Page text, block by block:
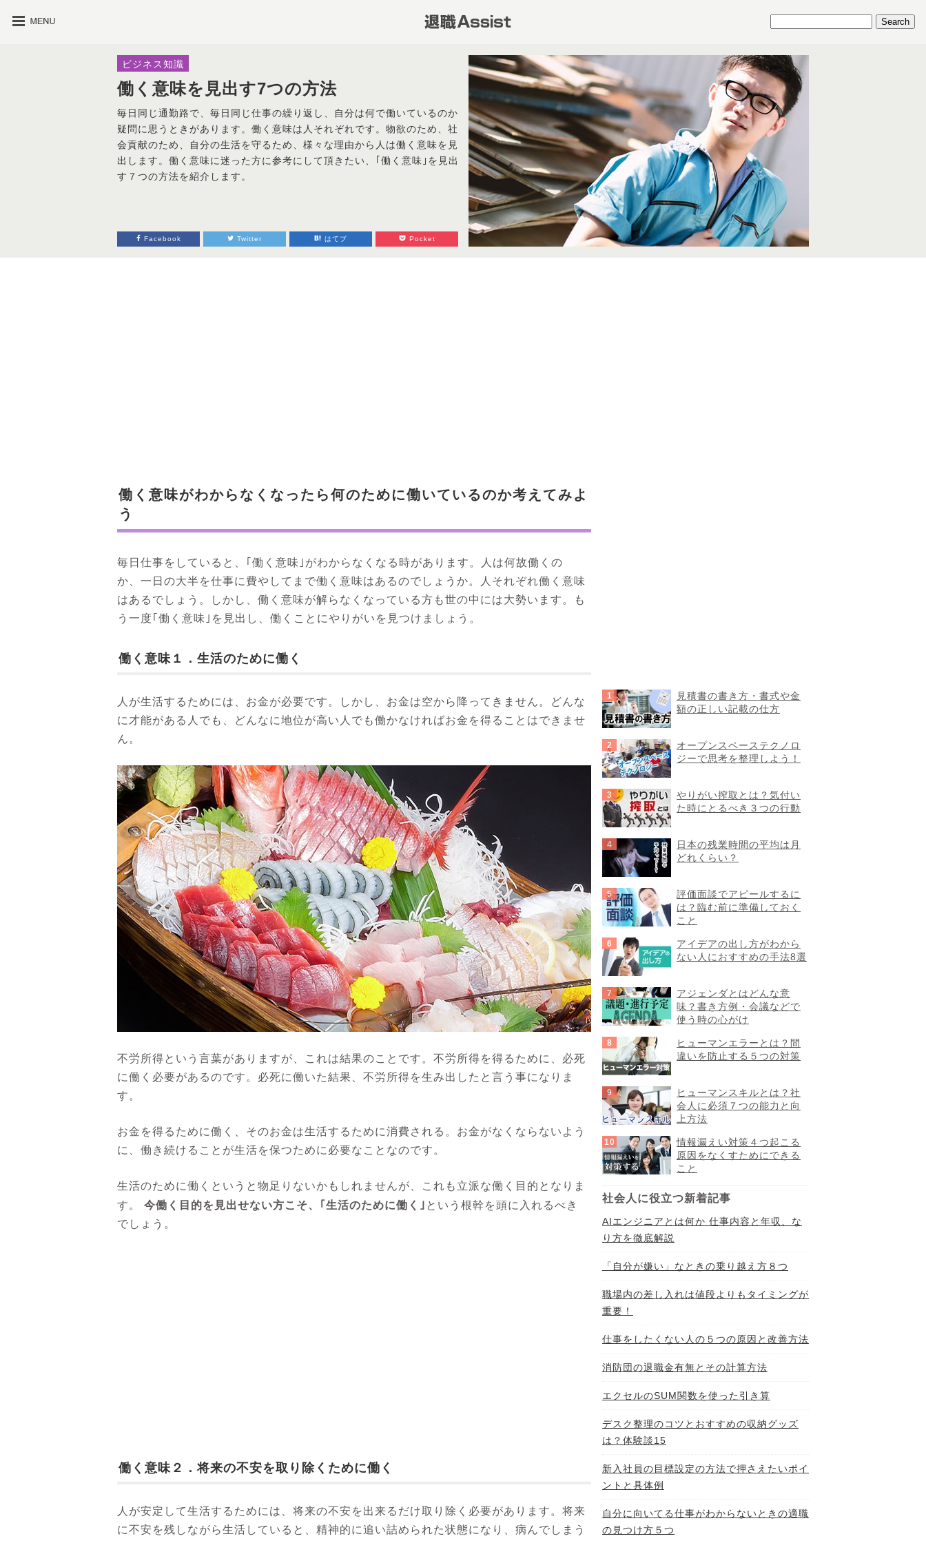
ビジネス知識
働く意味を見出す7つの方法
毎日同じ通勤路で、毎日同じ仕事の繰り返し、自分は何で働いているのか
疑問に思うときがあります。働く意味は人それぞれです。物欲のため、社
会貢献のため、自分の生活を守るため、様々な理由から人は働く意味を見
出します。働く意味に迷った方に参考にして頂きたい、｢働く意味｣を見出
す７つの方法を紹介します。
Facebook Twitter はてブ Pocket
働く意味がわからなくなったら何のために働いているのか考えてみよ
う
毎日仕事をしていると、｢働く意味｣がわからなくなる時があります。人は何故働くの
か、一日の大半を仕事に費やしてまで働く意味はあるのでしょうか。人それぞれ働く意味
はあるでしょう。しかし、働く意味が解らなくなっている方も世の中には大勢います。も
う一度｢働く意味｣を見出し、働くことにやりがいを見つけましょう。
働く意味１．生活のために働く
人が生活するためには、お金が必要です。しかし、お金は空から降ってきません。どんな
に才能がある人でも、どんなに地位が高い人でも働かなければお金を得ることはできませ
ん。
不労所得という言葉がありますが、これは結果のことです。不労所得を得るために、必死
に働く必要があるのです。必死に働いた結果、不労所得を生み出したと言う事になりま
す。
お金を得るために働く、そのお金は生活するために消費される。お金がなくならないよう
に、働き続けることが生活を保つために必要なことなのです。
生活のために働くというと物足りないかもしれませんが、これも立派な働く目的となりま
す。
今働く目的を見出せない方こそ、｢生活のために働く｣ という根幹を頭に入れるべき
でしょう。
働く意味２．将来の不安を取り除くために働く
人が安定して生活するためには、将来の不安を出来るだけ取り除く必要があります。将来
に不安を残しながら生活していると、精神的に追い詰められた状態になり、病んでしまう
見積書の書き方・書式や金
額の正しい記載の仕方
オープンスペーステクノロ
ジーで思考を整理しよう！
やりがい搾取とは？気付い
た時にとるべき３つの行動
日本の残業時間の平均は月
どれくらい？
評価面談でアピールするに
は？臨む前に準備しておく
こと
アイデアの出し方がわから
ない人におすすめの手法8選
アジェンダとはどんな意
味？書き方例・会議などで
使う時の心がけ
ヒューマンエラーとは？間
違いを防止する５つの対策
ヒューマンスキルとは？社
会人に必須７つの能力と向
上方法
情報漏えい対策４つ起こる
原因をなくすためにできる
こと
社会人に役立つ新着記事
AIエンジニアとは何か 仕事内容と年収、な
り方を徹底解説
「自分が嫌い」なときの乗り越え方８つ
職場内の差し入れは値段よりもタイミングが
重要！
仕事をしたくない人の５つの原因と改善方法
消防団の退職金有無とその計算方法
エクセルのSUM関数を使った引き算
デスク整理のコツとおすすめの収納グッズ
は？体験談15
新入社員の目標設定の方法で押さえたいポイ
ントと具体例
自分に向いてる仕事がわからないときの適職
の見つけ方５つ